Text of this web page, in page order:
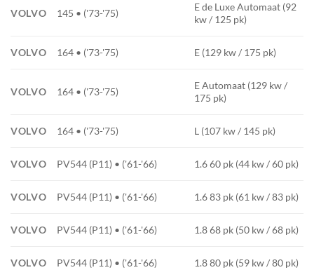
VOLVO 145 • ('73-'75)
E de Luxe Automaat (92
kw / 125 pk)
VOLVO 164 • ('73-'75) E (129 kw / 175 pk)
VOLVO 164 • ('73-'75)
E Automaat (129 kw /
175 pk)
VOLVO 164 • ('73-'75) L (107 kw / 145 pk)
VOLVO PV544 (P11) • ('61-'66) 1.6 60 pk (44 kw / 60 pk)
VOLVO PV544 (P11) • ('61-'66) 1.6 83 pk (61 kw / 83 pk)
VOLVO PV544 (P11) • ('61-'66) 1.8 68 pk (50 kw / 68 pk)
VOLVO PV544 (P11) • ('61-'66) 1.8 80 pk (59 kw / 80 pk)